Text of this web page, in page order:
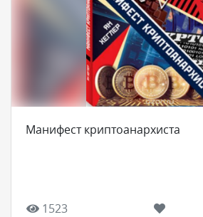
Манифест криптоанархиста
1523